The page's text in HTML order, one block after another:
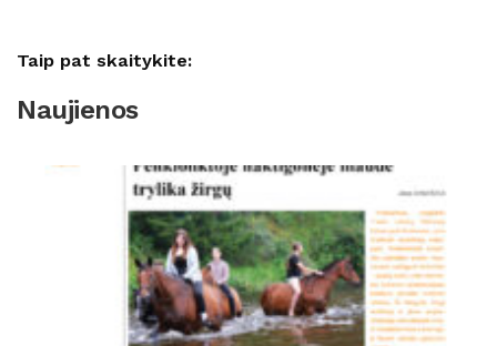
Taip pat skaitykite:
Naujienos